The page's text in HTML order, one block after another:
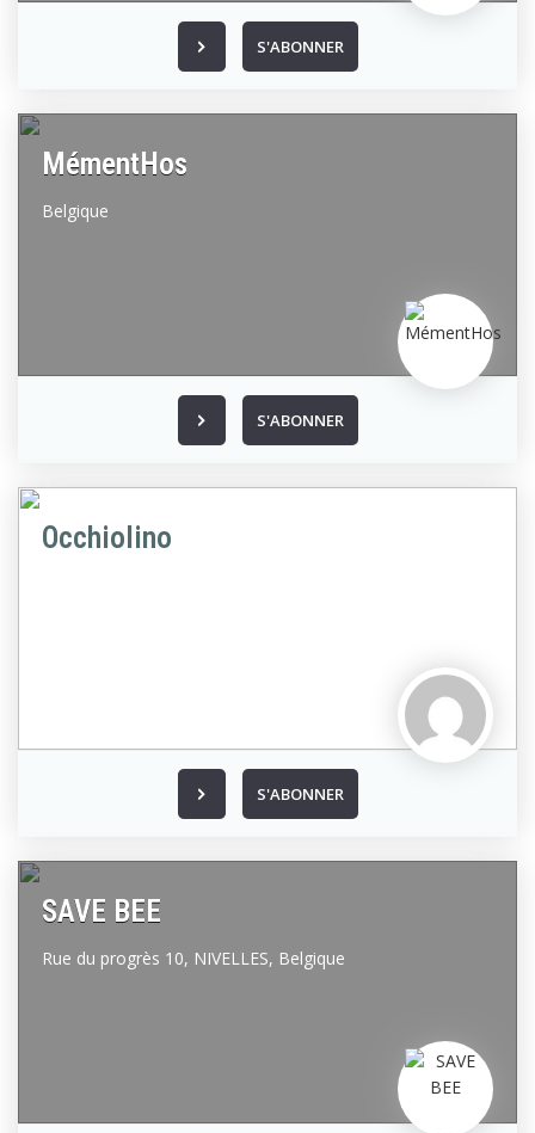
S'ABONNER
MémentHos
Belgique
S'ABONNER
Occhiolino
S'ABONNER
SAVE BEE
Rue du progrès 10, NIVELLES, Belgique